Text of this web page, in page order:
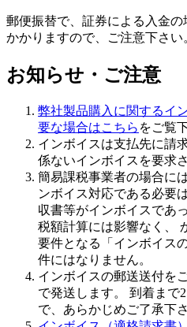
郵便振替で、証券による入金
かかりますので、ご注意下さい
お知らせ・ご注意
弊社製品購入に関するイ
要な場合はこちら をご覧
インボイスは支払先に請
係ないインボイスを要求
簡易課税事業者の場合に
ンボイス対応である必要
収書等がインボイスであ
税額計算には影響なく、
要件となる「インボイス
件にはなりません。
インボイスの郵送送付を
で発送します。 到着まで
で、あらかじめご了承下さ